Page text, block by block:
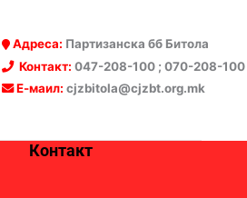
Адреса: Партизанска бб Битола
Контакт: 047-208-100 ; 070-208-100
Е-маил: cjzbitola@cjzbt.org.mk
Контакт